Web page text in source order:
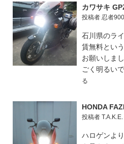
カワサキ
投稿者 忍者900
石川県のラ
賃無料とい
お願いしま
ごく明るい
る
HONDA
投稿者 T.A.K.E.
ハロゲンよ